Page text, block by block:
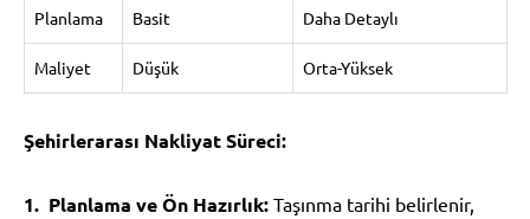
Planlama Basit Daha Detaylı
Maliyet Düşük Orta-Yüksek
Şehirlerarası Nakliyat Süreci:
Planlama ve Ön Hazırlık: Taşınma tarihi belirlenir,